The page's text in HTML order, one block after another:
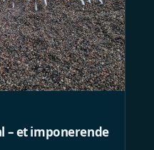
– et imponerende